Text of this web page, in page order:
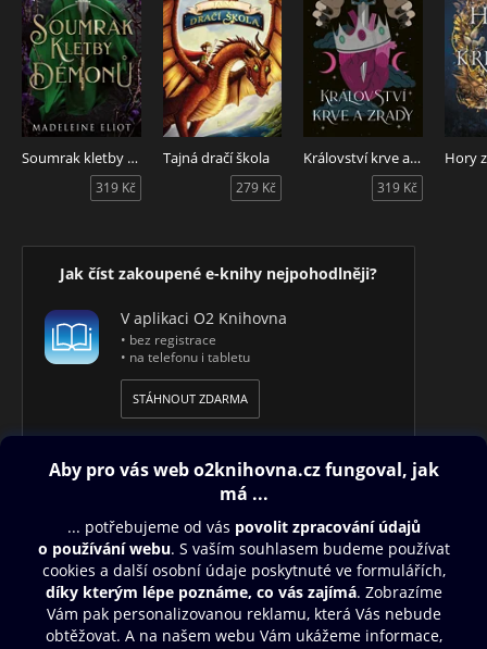
Soumrak kletby démonů
319 Kč
Tajná dračí škola
279 Kč
Království krve a zrady
319 Kč
Hory
Jak číst zakoupené e-knihy nejpohodlněji?
V aplikaci O2 Knihovna
• bez registrace
• na telefonu i tabletu
STÁHNOUT ZDARMA
Obsah ke stažení
Moje O2 Knihovna
Další zábava